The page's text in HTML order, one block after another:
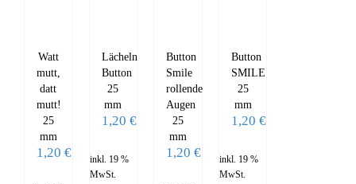
Watt
mutt,
datt
mutt!
25
mm
1,20 €
Lächeln
Button
25
mm
1,20 €
inkl. 19 %
MwSt.
Button
Smile
rollende
Augen
25
mm
1,20€
Button
SMILE
25
mm
1,20 €
inkl. 19 %
MwSt.